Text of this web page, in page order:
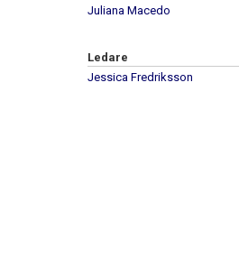
Juliana Macedo
Ledare
Jessica Fredriksson